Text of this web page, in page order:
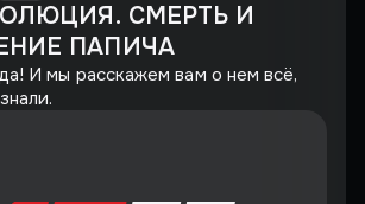
СМЕРТЬ И
ПАПИЧА
И мы расскажем вам о нем всё,